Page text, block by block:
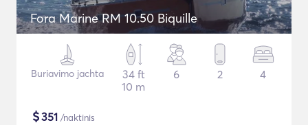
Fora Marine RM 10.50 Biquille
Buriavimo jachta
34 ft
10 m
6 2 4
$351 /naktinis